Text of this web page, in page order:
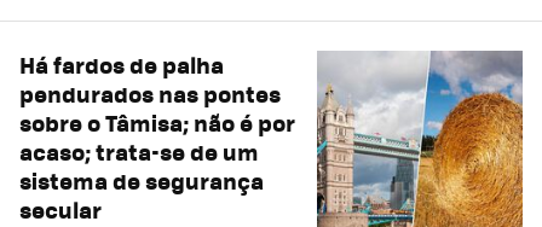
Há fardos de palha
pendurados nas pontes
sobre o Tâmisa; não é por
acaso; trata-se de um
sistema de segurança
secular